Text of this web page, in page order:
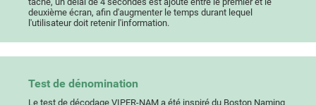
deuxième écran, afin d'augmenter le temps durant lequel
l'utilisateur doit retenir l'information.
Test de dénomination
Le test de décodage VIPER-NAM a été inspiré du Boston Naming